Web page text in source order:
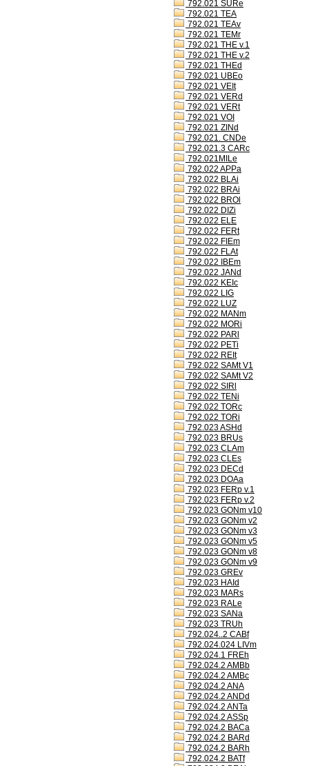
792.021 SURe
792.021 TEA
792.021 TEAv
792.021 TEMr
792.021 THE v.1
792.021 THE v.2
792.021 THEd
792.021 UBEo
792.021 VEIt
792.021 VERd
792.021 VERt
792.021 VOI
792.021 ZINd
792.021. CNDe
792.021.3 CARc
792.021MILe
792.022 APPa
792.022 BLAi
792.022 BRAi
792.022 BROl
792.022 DIZi
792.022 ELE
792.022 FERt
792.022 FIEm
792.022 FLAt
792.022 IBEm
792.022 JANd
792.022 KEIc
792.022 LIG
792.022 LUZ
792.022 MANm
792.022 MORi
792.022 PARl
792.022 PETi
792.022 REIt
792.022 SAMt V1
792.022 SAMt V2
792.022 SIRl
792.022 TENi
792.022 TORc
792.022 TORi
792.023 ASHd
792.023 BRUs
792.023 CLAm
792.023 CLEs
792.023 DECd
792.023 DOAa
792.023 FERp v.1
792.023 FERp v.2
792.023 GONm v10
792.023 GONm v2
792.023 GONm v3
792.023 GONm v5
792.023 GONm v8
792.023 GONm v9
792.023 GREv
792.023 HAId
792.023 MARs
792.023 RALe
792.023 SANa
792.023 TRUh
792.024..2 CABf
792.024.024 LIVm
792.024.1 FREh
792.024.2 AMBb
792.024.2 AMBc
792.024.2 ANA
792.024.2 ANDd
792.024.2 ANTa
792.024.2 ASSp
792.024.2 BACa
792.024.2 BARd
792.024.2 BARh
792.024.2 BATf